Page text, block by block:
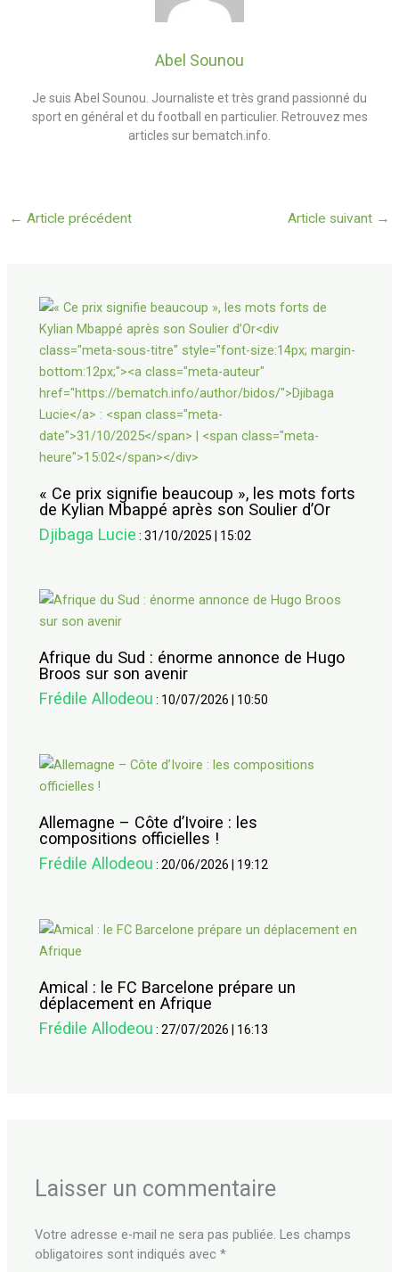
Abel Sounou
Je suis Abel Sounou. Journaliste et très grand passionné du
sport en général et du football en particulier. Retrouvez mes
articles sur bematch.info.
← Article précédent Article suivant →
« Ce prix signifie beaucoup », les mots forts
de Kylian Mbappé après son Soulier d’Or
Djibaga Lucie :31/10/2025 15:02
Afrique du Sud : énorme annonce de Hugo
Broos sur son avenir
Frédile Allodeou : 10/07/2026 10:50
Allemagne – Côte d’Ivoire : les
compositions officielles !
Frédile Allodeou :20/06/2026 19:12
Amical : le FC Barcelone prépare un
déplacement en Afrique
Frédile Allodeou :27/07/2026 | 16:13
Laisser un commentaire
Votre adresse e-mail ne sera pas publiée. Les champs
obligatoires sont indiqués avec*